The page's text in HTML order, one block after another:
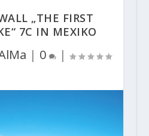
„THE FIRST
7C IN MEXIKO
| 0 |